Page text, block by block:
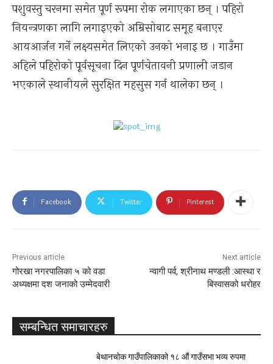
पशुवस्तु चरनमा समेत पूर्ण रूपमा रोक लगाएका छन् । पहिरो
नियन्त्रणका लागि लगाइएको अम्रिसोबाट समूह बनाएर
आयआर्जन गर्ने लक्ष्यसमेत लिएको उनको भनाइ छ । गाउँमा
अहिले पहिरोको पूर्वसूचना दिन पूर्णचेतावनी प्रणाली जडान
भएकाले स्थानीयले सुरक्षित महसुस गर्न थालेका छन् ।
Facebook Twitter Pinterest
Previous article
गोरखा नगरपालिका ५ को वडा
अध्यक्षमा दश जनाको उम्मेदवारी
Next article
न्वागी पर्व, श्रीनाथ मण्डली :आस्था र
बिस्वासको धरोहर
सम्बन्धित समाचारहरु
बेथानचोक गाउँपालिकाको १८ औं गाउँसभा भव्य रुपमा